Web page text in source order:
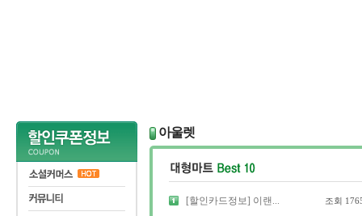
아울렛
[할인카드정보] 이랜... 조회